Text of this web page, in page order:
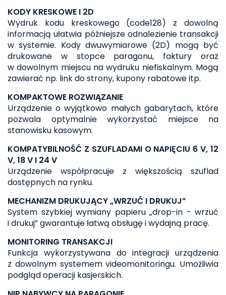
KODY KRESKOWE I 2D
Wydruk kodu kreskowego (code128) z dowolną
informacją ułatwia późniejsze odnalezienie transakcji
w systemie. Kody dwuwymiarowe (2D) mogą być
drukowane w stopce paragonu, faktury oraz
w dowolnym miejscu na wydruku niefiskalnym. Mogą
zawierać np. link do strony, kupony rabatowe itp.
KOMPAKTOWE ROZWIĄZANIE
Urządzenie o wyjątkowo małych gabarytach, które
pozwala optymalnie wykorzystać miejsce na
stanowisku kasowym.
KOMPATYBILNOŚĆ Z SZUFLADAMI O NAPIĘCIU 6 V, 12
V, 18 V I 24 V
Urządzenie współpracuje z większością szuflad
dostępnych na rynku.
MECHANIZM DRUKUJĄCY „WRZUĆ I DRUKUJ”
System szybkiej wymiany papieru „drop-in - wrzuć
i drukuj” gwarantuje łatwą obsługę i wydajną pracę.
MONITORING TRANSAKCJI
Funkcja wykorzystywana do integracji urządzenia
z dowolnym systemem videomonitoringu. Umożliwia
podgląd operacji kasjerskich.